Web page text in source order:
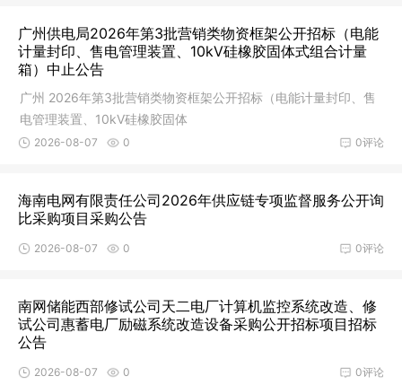
广州供电局2026年第3批营销类物资框架公开招标（电能
计量封印、售电管理装置、10kV硅橡胶固体式组合计量
箱）中止公告
广州 2026年第3批营销类物资框架公开招标（电能计量封印、售
电管理装置、10kV硅橡胶固体
0评论
2026-08-07 0
海南电网有限责任公司2026年供应链专项监督服务公开询
比采购项目采购公告
0评论
2026-08-07 0
南网储能西部修试公司天二电厂计算机监控系统改造、修
试公司惠蓄电厂励磁系统改造设备采购公开招标项目招标
公告
0评论
2026-08-07 0